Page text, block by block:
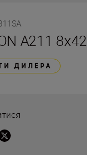
A211 8x42
ДИЛЕРА